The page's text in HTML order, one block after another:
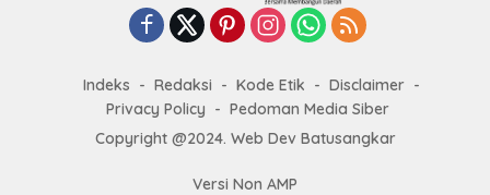
Indeks Redaksi Kode Etik
Disclaimer
Privacy Policy
Pedoman Media Siber
Copyright @2024. Web Dev Batusangkar
Versi Non AMP